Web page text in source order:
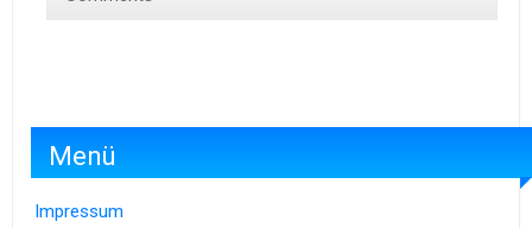
Menü
Impressum